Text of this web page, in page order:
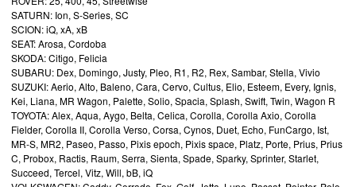
SATURN: Ion, S-Series, SC
SCION: iQ, xA, xB
SEAT: Arosa, Cordoba
SKODA: Citigo, Felicia
SUBARU: Dex, Domingo, Justy, Pleo, R1, R2, Rex, Sambar, Stella, Vivio
SUZUKI: Aerio, Alto, Baleno, Cara, Cervo, Cultus, Elio, Esteem, Every, Ignis,
Kei, Liana, MR Wagon, Palette, Solio, Spacia, Splash, Swift, Twin, Wagon R
TOYOTA: Alex, Aqua, Aygo, Belta, Celica, Corolla, Corolla Axio, Corolla
Fielder, Corolla II, Corolla Verso, Corsa, Cynos, Duet, Echo, FunCargo, Ist,
MR-S, MR2, Paseo, Passo, Pixis epoch, Pixis space, Platz, Porte, Prius, Prius
C, Probox, Ractis, Raum, Serra, Sienta, Spade, Sparky, Sprinter, Starlet,
Succeed, Tercel, Vitz, Will, bB, iQ